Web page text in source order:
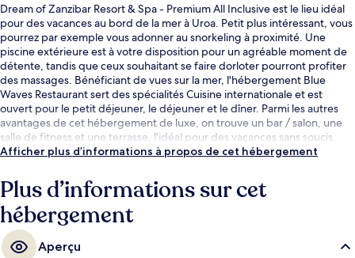
Dream of Zanzibar Resort & Spa - Premium All Inclusive est le lieu idéal
pour des vacances au bord de la mer à Uroa. Petit plus intéressant, vous
pourrez par exemple vous adonner au snorkeling à proximité. Une
piscine extérieure est à votre disposition pour un agréable moment de
détente, tandis que ceux souhaitant se faire dorloter pourront profiter
des massages. Bénéficiant de vues sur la mer, l'hébergement Blue
Waves Restaurant sert des spécialités Cuisine internationale et est
ouvert pour le petit déjeuner, le déjeuner et le dîner. Parmi les autres
avantages de cet hébergement de luxe, on trouve un bar / salon, une
salle de fitness et une terrasse, l'idéal pour des vacances sans soucis.
Afficher plus d’informations à propos de cet hébergement
Plus d’informations sur cet
hébergement
Aperçu